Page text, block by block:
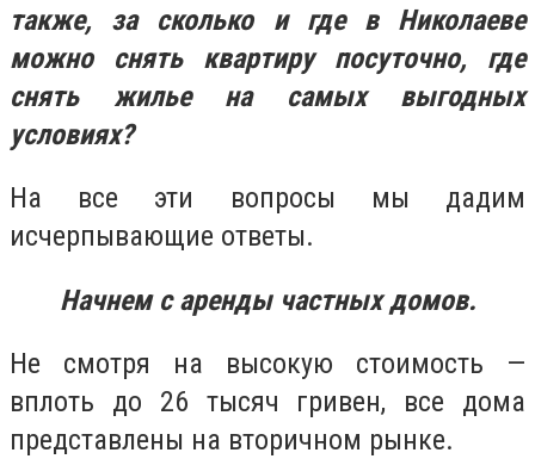
также, за сколько и где в Николаеве
можно снять квартиру посуточно, где
снять жилье на самых выгодных
условиях?
На все эти вопросы мы дадим
исчерпывающие ответы.
Начнем с аренды частных домов.
Не смотря на высокую стоимость —
вплоть до 26 тысяч гривен, все дома
представлены на вторичном рынке.